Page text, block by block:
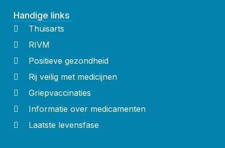
Handige links
Thuisarts
RIVM
Positieve gezondheid
Rij veilig met medicijnen
Griepvaccinaties
Informatie over medicamenten
Laatste levensfase